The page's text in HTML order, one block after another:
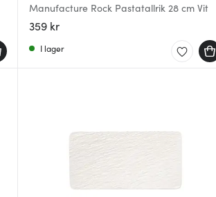
Manufacture Rock Pastatallrik 28 cm Vit
359 kr
I lager